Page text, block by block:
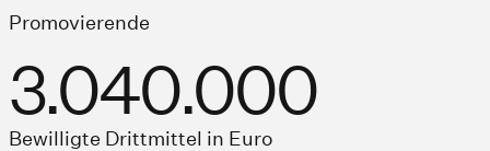
Promovierende
3.040.000
Bewilligte Drittmittel in Euro